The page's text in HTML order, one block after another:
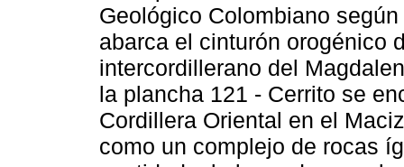
Geológico Colombiano
abarca el cinturón orogénico
intercordillerano del
la plancha 121 - Cerrito se
Cordillera Oriental en el
como un complejo de rocas